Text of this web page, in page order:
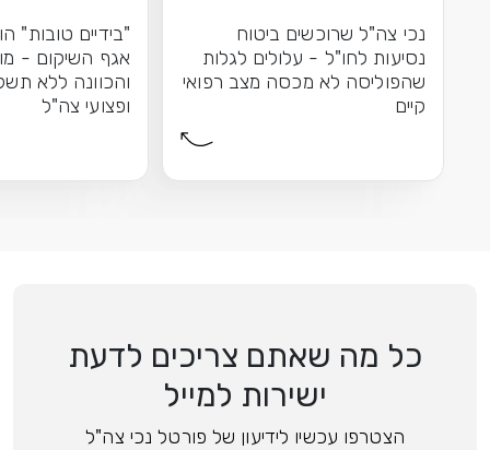
נכי צה"ל שרוכשים ביטוח
נסיעות לחו"ל - עלולים לגלות
שהפוליסה לא מכסה מצב רפואי
קיים
"בידיים טובות"
אגף השיקום -
והכוונה ללא
ופצועי צה"ל
כל מה שאתם צריכים לדעת
ישירות למייל
הצטרפו עכשיו לידיעון של פורטל נכי צה"ל